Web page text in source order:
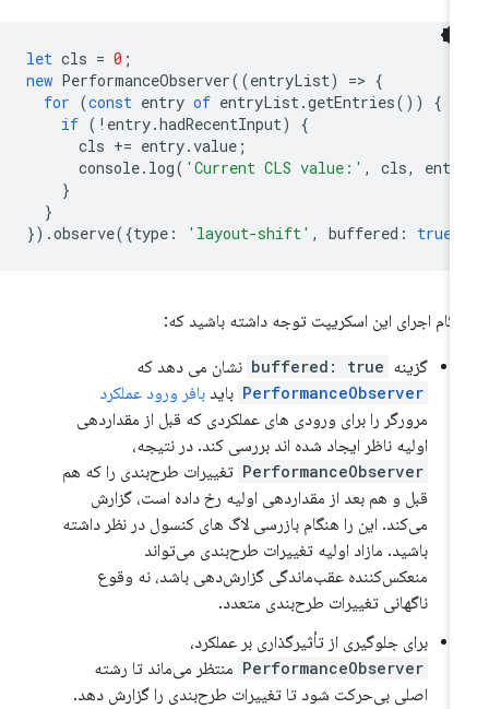
let cls =
new PerformanceObserver((entryList) =
for (const entry of entryList.getEntries ())
if (!entry.hadRecentInput
cls += entry.value
console.log('Current CLS value:', cls,
}).observe({type : 'layout-shift', buffered: true
اجرای این اسکریپت توجه داشته باشید که:
گزینه buffered: true نشان می دهد که
PerformanceObserver بایدبافر ورود عملکرد
مرورگر را برای ورودی های عملکردی که قبل از مقداردهی
اولیه ناظر ایجاد شده اند بررسی کند. در نتیجه،
PerformanceObserver تغییرات طرح‌بندی را که هم
قبل و هم بعد از مقداردهی اولیه رخ داده است، گزارش
می‌کند. این را هنگام بازرسی لاگ های کنسول در نظر داشته
باشید. مازاد اولیه تغییرات طرح‌بندی می‌تواند
منعکس‌کننده عقب‌ماندگی گزارش‌دهی باشد، نه وقوع
ناگهانی تغییرات طرح‌بندی متعدد.
برای جلوگیری از تأثیرگذاری بر عملکرد،
PerformanceObserver منتظر می‌ماند تا رشته
اصلی بی‌حرکت شود تا تغییرات طرح‌بندی را گزارش دهد.